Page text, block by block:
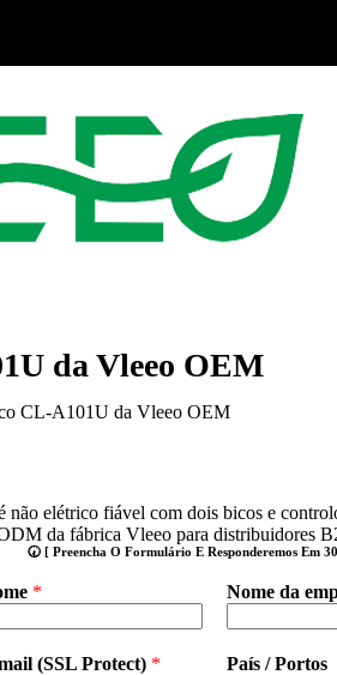
da Vleeo OEM
CL-A101U da Vleeo OEM
não elétrico fiável com dois bicos e
da fábrica Vleeo para distribuidores
🕢 [ Preencha O Formulário E Responderemos Em
* Nome da
(SSL Protect) * País / Portos